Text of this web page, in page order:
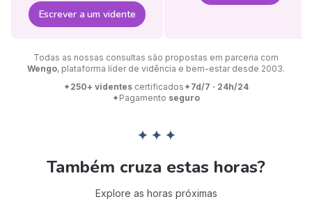
Escrever a um vidente
Todas as nossas consultas são propostas em parceria com
Wengo, plataforma líder de vidência e bem-estar desde 2003.
✦250+ videntes certificados✦7d/7 · 24h/24
✦Pagamento seguro
✦ ✦ ✦
Também cruza estas horas?
Explore as horas próximas